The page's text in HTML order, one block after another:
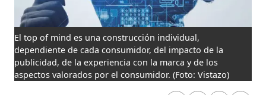
El top of mind es una construcción individual,
dependiente de cada consumidor, del impacto de la
publicidad, de la experiencia con la marca y de los
aspectos valorados por el consumidor. (Foto: Vistazo)